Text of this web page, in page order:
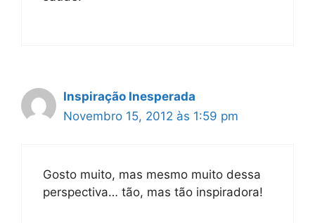
Inspiração Inesperada
Novembro 15, 2012 às 1:59 pm
Gosto muito, mas mesmo muito dessa
perspectiva… tão, mas tão inspiradora!